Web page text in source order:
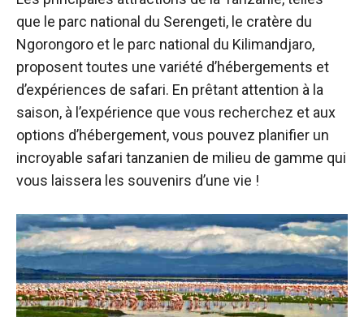
que le parc national du Serengeti, le cratère du
Ngorongoro et le parc national du Kilimandjaro,
proposent toutes une variété d’hébergements et
d’expériences de safari. En prêtant attention à la
saison, à l’expérience que vous recherchez et aux
options d’hébergement, vous pouvez planifier un
incroyable safari tanzanien de milieu de gamme qui
vous laissera les souvenirs d’une vie !